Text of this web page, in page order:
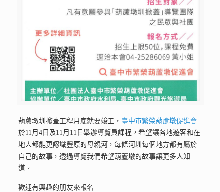
葫蘆墩圳掀蓋工程月底就要竣工， 臺中市繁榮葫蘆墩促進會
於11月4日及11月11日舉辦導覽員課程，希望讓各地遊客和在
地人都能更認識豐原的母親河，每條河圳每個地方都有屬於
自己的故事，透過導覽我們希望葫蘆墩的故事讓更多人知
道。
歡迎有興趣的朋友來報名